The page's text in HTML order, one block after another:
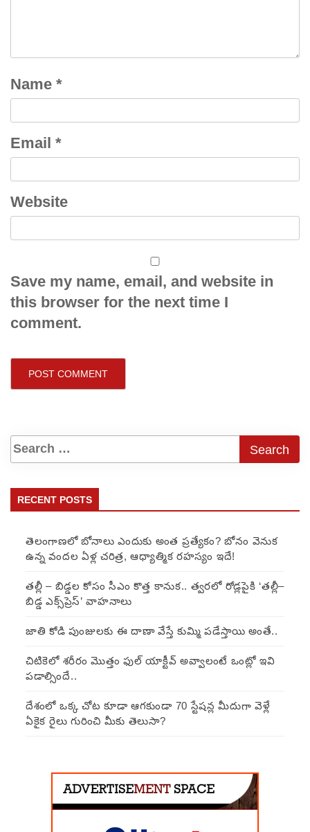
Name *
Email *
Website
Save my name, email, and website in
this browser for the next time I
comment.
RECENT POSTS
తెలంగాణలో బోనాలు ఎందుకు అంత ప్రత్యేకం? బోనం వెనుక
ఉన్న వందల ఏళ్ల చరిత్ర, ఆధ్యాత్మిక రహస్యం ఇదే!
తల్లీ – బిడ్డల కోసం సీఎం కొత్త కానుక.. త్వరలో రోడ్లపైకి ‘తల్లీ–
బిడ్డ ఎక్స్‌ప్రెస్’ వాహనాలు
జాతి కోడి పుంజులకు ఈ దాణా వేస్తే కుమ్మి పడేస్తాయి అంతే..
చిటికెలో శరీరం మొత్తం ఫుల్ యాక్టీవ్ అవ్వాలంటే ఒంట్లో ఇవి
పడాల్సిందే..
దేశంలో ఒక్క చోట కూడా ఆగకుండా 70 స్టేషన్ల మీదుగా వెళ్లే
ఏకైక రైలు గురించి మీకు తెలుసా?